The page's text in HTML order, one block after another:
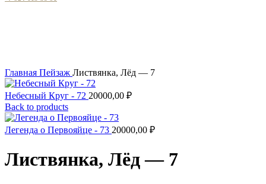
Главная Пейзаж Листвянка, Лёд — 7
Небесный Круг - 72 20000,00 ₽
Back to products
Легенда о Первояйце - 73 20000,00 ₽
Листвянка, Лёд — 7